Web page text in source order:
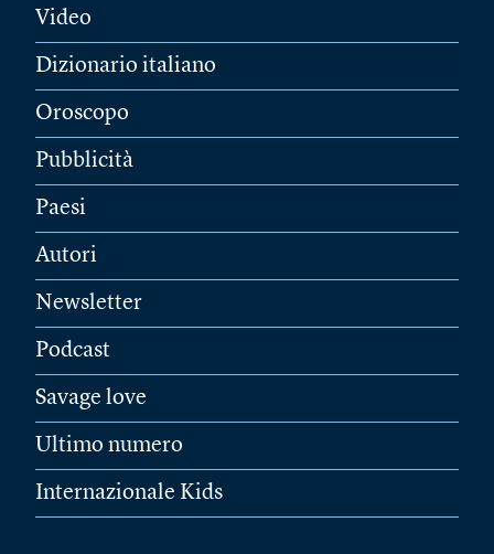
Video
Dizionario italiano
Oroscopo
Pubblicità
Paesi
Autori
Newsletter
Podcast
Savage love
Ultimo numero
Internazionale Kids